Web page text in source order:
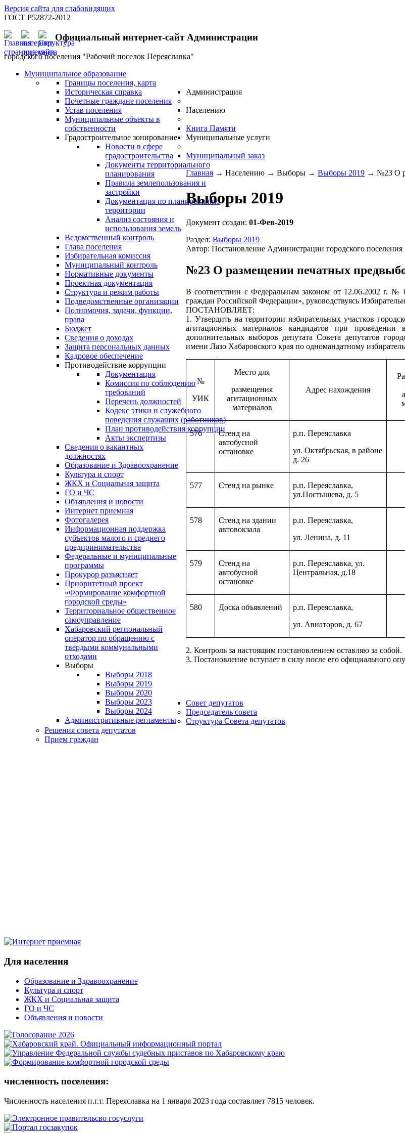
Версия сайта для слабовидящих
ГОСТ Р52872-2012
Официальный интернет-сайт Администрации
городского поселения "Рабочий поселок Переяславка"
Муниципальное образование
Границы поселения, карта
Историческая справка
Почетные граждане поселения
Устав поселения
Муниципальные объекты в
собственности
Градостроительное зонирование
Новости в сфере
градостроительства
Документы территориального
планирования
Правила землепользования и
застройки
Документация по планированию
территории
Анализ состояния и
использования земель
Ведомственный контроль
Глава поселения
Избирательная комиссия
Муниципальный контроль
Администрация
Нормативные документы
Проектная документация
Структура и режим работы
Подведомственные организации
Полномочия, задачи, функции,
права
Бюджет
Сведения о доходах
Защита персональных данных
Кадровое обеспечение
Противодействие коррупции
Документация
Комиссия по соблюдению
требований
Перечень должностей
Кодекс этики и служебного
поведения служащих (работников)
План противодействия коррупции
Акты экспертизы
Сведения о вакантных
должностях
Населению
Образование и Здравоохранение
Культура и спорт
ЖКХ и Социальная защита
ГО и ЧС
Объявления и новости
Интернет приемная
Фотогалерея
Информационная поддержка
субъектов малого и среднего
предпринимательства
Федеральные и муниципальные
программы
Прокурор разъясняет
Приоритетный проект
«Формирование комфортной
городской среды»
Территориальное общественное
самоуправление
Хабаровский региональный
оператор по обращению с
твердыми коммунальными
отходами
Выборы
Выборы 2018
Выборы 2019
Выборы 2020
Выборы 2023
Выборы 2024
Книга Памяти
Муниципальные услуги
Административные регламенты
Муниципальный заказ
Главная → Населению → Выборы → Выборы 2019 → №23 О
Выборы 2019
Документ создан: 01-Фев-2019
Раздел: Выборы 2019
Автор: Постановление Администрации городского поселения
№23 О размещении печатных
В соответствии с Федеральным законом от 12.06.2002 г.
граждан Российской Федерации», руководствуясь
ПОСТАНОВЛЯЕТ:
1. Утвердить на территории избирательных участков
агитационных материалов кандидатов при проведении
дополнительных выборов депутата Совета депутатов
имени Лазо Хабаровского края по одномандатному
№
УИК
Место для
размещения
агитационных
материалов
Адрес нахождения
576
Стенд на
автобусной
остановке
р.п. Переяславка
ул. Октябрьская, в районе
д. 26
577 Стенд на рынке
р.п. Переяславка,
ул.Постышева, д. 5
578
Стенд на здании
автовокзала
р.п. Переяславка,
ул. Ленина, д. 11
579
Стенд на
автобусной
остановке
р.п. Переяславка, ул.
Центральная, д.18
580 Доска объявлений
р.п. Переяславка,
ул. Авиаторов, д. 67
2. Контроль за настоящим постановлением оставляю за собой.
3. Постановление вступает в силу после его официального
Совет депутатов
Председатель совета
Структура Совета депутатов
Решения совета депутатов
Прием граждан
Для населения
Образование и Здравоохранение
Культура и спорт
ЖКХ и Социальная защита
ГО и ЧС
Объявления и новости
численность поселения:
Численность населения п.г.т. Переяславка на 1 января 2023 года составляет 7815 человек.